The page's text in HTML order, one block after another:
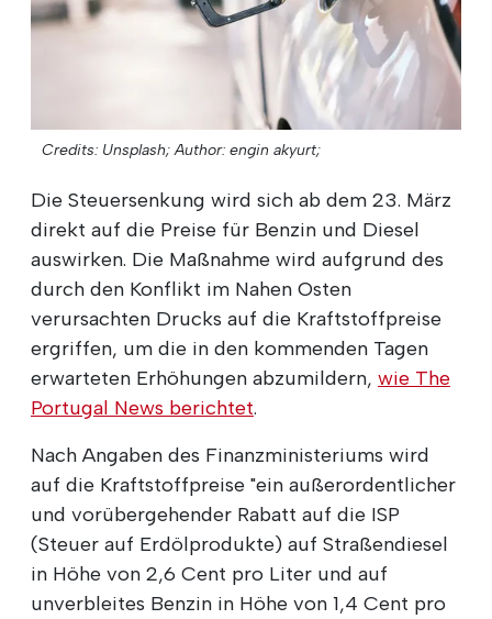
Credits: Unsplash; Author: engin akyurt;
Die Steuersenkung wird sich ab dem 23. März
direkt auf die Preise für Benzin und Diesel
auswirken. Die Maßnahme wird aufgrund des
durch den Konflikt im Nahen Osten
verursachten Drucks auf die Kraftstoffpreise
ergriffen, um die in den kommenden Tagen
erwarteten Erhöhungen abzumildern, wie The
Portugal News berichtet.
Nach Angaben des Finanzministeriums wird
auf die Kraftstoffpreise "ein außerordentlicher
und vorübergehender Rabatt auf die ISP
(Steuer auf Erdölprodukte) auf Straßendiesel
in Höhe von 2,6 Cent pro Liter und auf
unverbleites Benzin in Höhe von 1,4 Cent pro